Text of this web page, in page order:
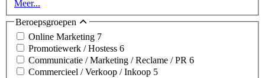
Meer...
Beroepsgroepen
Online Marketing 7
Promotiewerk / Hostess 6
Communicatie / Marketing / Reclame / PR 6
Commercieel / Verkoop / Inkoop 5